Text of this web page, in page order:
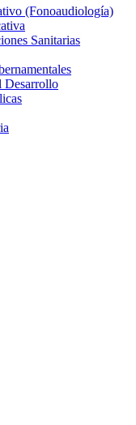
(Fonoaudiología)
Sanitarias
Desarrollo